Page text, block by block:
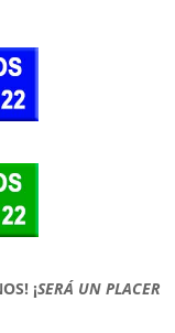
¡SERÁ UN PLACER